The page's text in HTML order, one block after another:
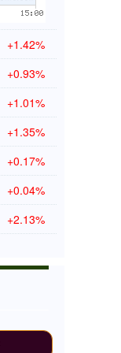
+1.42%
+0.93%
+1.01%
+1.35%
+0.17%
+0.04%
+2.13%